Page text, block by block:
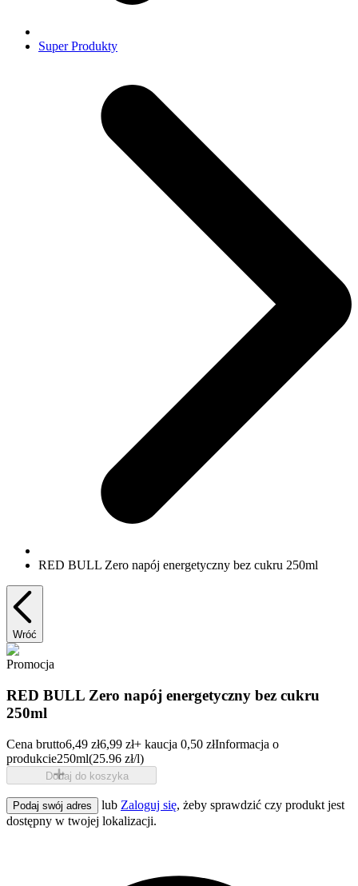
Super Produkty
RED BULL Zero napój energetyczny bez cukru 250ml
Wróć
Promocja
RED BULL Zero napój energetyczny bez cukru
250ml
Cena brutto6,49 zł6,99 zł+ kaucja 0,50 złInformacja o
produkcie250ml(25.96 zł/l)
Dodaj do koszyka
Podaj swój adres lub Zaloguj się, żeby sprawdzić czy produkt jest
dostępny w twojej lokalizacji.